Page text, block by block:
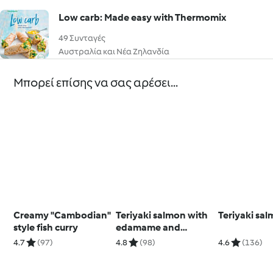
Low carb: Made easy with Thermomix
49 Συνταγές
Αυστραλία και Νέα Ζηλανδία
Μπορεί επίσης να σας αρέσει...
Creamy "Cambodian"
style fish curry
4.7 (97)
Teriyaki salmon with
edamame and
cucumber (Diabetes)
4.8 (98)
Teriyaki
4.6 (136)